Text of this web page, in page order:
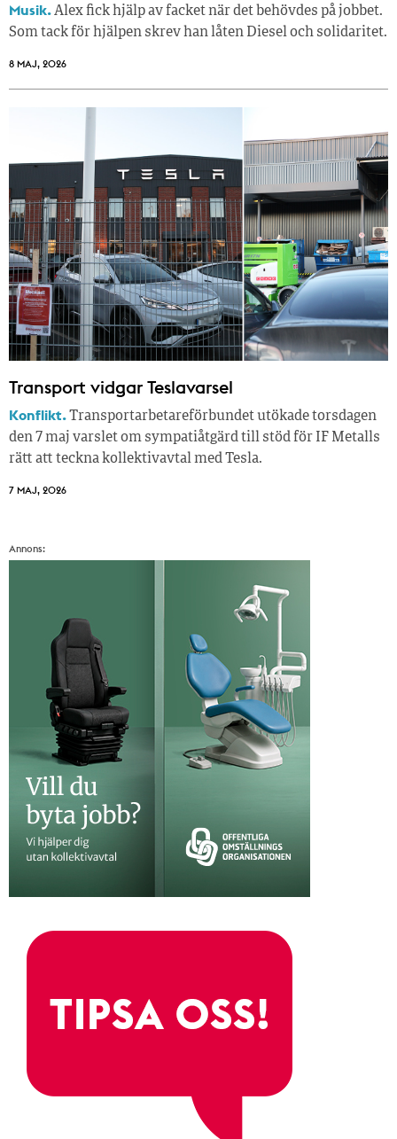
Musik.Alex fick hjälp av facket när det behövdes på jobbet.
Som tack för hjälpen skrev han låten Diesel och solidaritet.
8 MAJ, 2026
Transport vidgar Teslavarsel
Konflikt.Transportarbetareförbundet utökade torsdagen
den 7 maj varslet om sympatiåtgärd till stöd för IF Metalls
rätt att teckna kollektivavtal med Tesla.
7 MAJ, 2026
Annons: